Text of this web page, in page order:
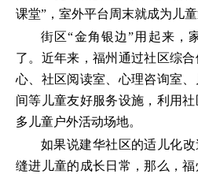
课堂”，室外平台周末就成为儿
街区“金角银边”用起来，
了。近年来，福州通过社区综
心、社区阅读室、心理咨询室
间等儿童友好服务设施，利用
多儿童户外活动场地。
如果说建华社区的适儿化
缝进儿童的成长日常，那么，